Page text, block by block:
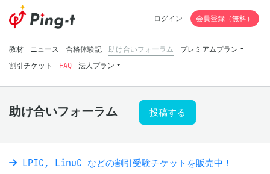
教材 ニュース 合格体験記 助け合いフォーラム
プレミアムプラン
割引チケット
FAQ 法人プラン
ログイン 会員登録（無料）
助け合いフォーラム 投稿する
LPIC, LinuC などの割引受験チケットを販売中！